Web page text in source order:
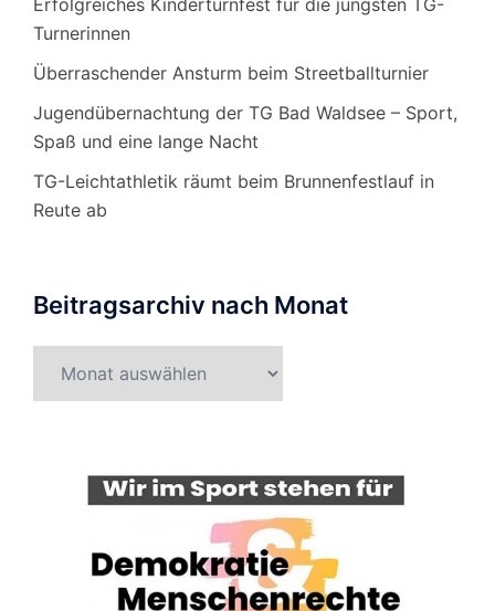
Turnerinnen
Überraschender Ansturm beim Streetballturnier
Jugendübernachtung der TG Bad Waldsee – Sport,
Spaß und eine lange Nacht
TG-Leichtathletik räumt beim Brunnenfestlauf in
Reute ab
Beitragsarchiv nach Monat
nach